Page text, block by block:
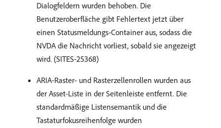
Dialogfeldern wurden behoben. Die
Benutzeroberfläche gibt Fehlertext jetzt über
einen Statusmeldungs-Container aus, sodass die
NVDA die Nachricht vorliest, sobald sie angezeigt
wird. (SITES-25368)
ARIA-Raster- und Rasterzellenrollen wurden aus
der Asset-Liste in der Seitenleiste entfernt. Die
standardmäßige Listensemantik und die
Tastaturfokusreihenfolge wurden